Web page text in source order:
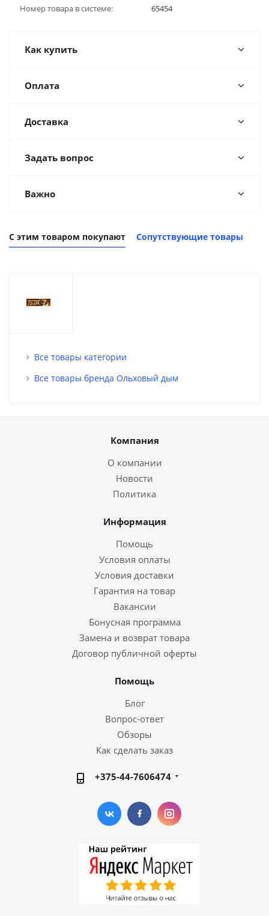
Номер товара в системе: 65454
Как купить
Оплата
Доставка
Задать вопрос
Важно
С этим товаром покупают Сопутствующие товары
Все товары категории
Все товары бренда Ольховый дым
Компания
О компании
Новости
Политика
Информация
Помощь
Условия оплаты
Условия доставки
Гарантия на товар
Вакансии
Бонусная программа
Замена и возврат товара
Договор публичной оферты
Помощь
Блог
Вопрос-ответ
Обзоры
Как сделать заказ
+375-44-7606474